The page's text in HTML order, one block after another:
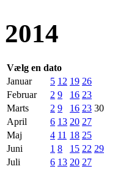
2014
Vælg en dato
Januar
5 12 19 26
Februar
2 9 16 23
Marts
2 9 16 23 30
April
6 13 20 27
Maj
4 11 18 25
Juni
1 8 15 22 29
Juli
6 13 20 27